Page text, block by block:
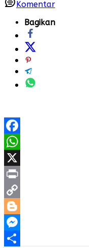
Komentar
Bagikan
Facebook
WhatsApp
X
Print
Copy
Link
Blogger
Messenger